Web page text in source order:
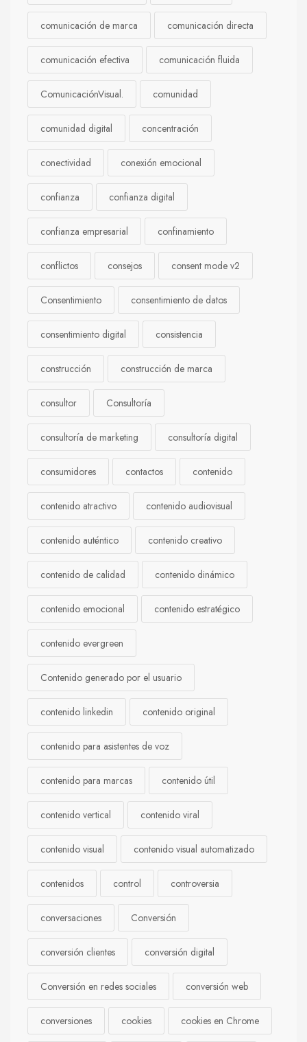
comunicación de marca comunicación directa
comunicación efectiva comunicación fluida
ComunicaciónVisual. comunidad
comunidad digital concentración
conectividad conexión emocional
confianza confianza digital
confianza empresarial confinamiento
conflictos consejos consent mode v2
Consentimiento consentimiento de datos
consentimiento digital consistencia
construcción construcción de marca
consultor Consultoría
consultoría de marketing consultoría digital
consumidores contactos contenido
contenido atractivo contenido audiovisual
contenido auténtico contenido creativo
contenido de calidad contenido dinámico
contenido emocional contenido estratégico
contenido evergreen
Contenido generado por el usuario
contenido linkedin contenido original
contenido para asistentes de voz
contenido para marcas contenido útil
contenido vertical contenido viral
contenido visual contenido visual automatizado
contenidos control controversia
conversaciones Conversión
conversión clientes conversión digital
Conversión en redes sociales conversión web
conversiones cookies cookies en Chrome